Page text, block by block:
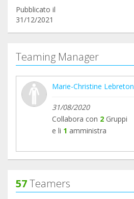
Pubblicato il
31/12/2021
Teaming Manager
Marie-Christine Lebreton
31/08/2020
Collabora con 2 Gruppi
e li 1 amministra
57Teamers